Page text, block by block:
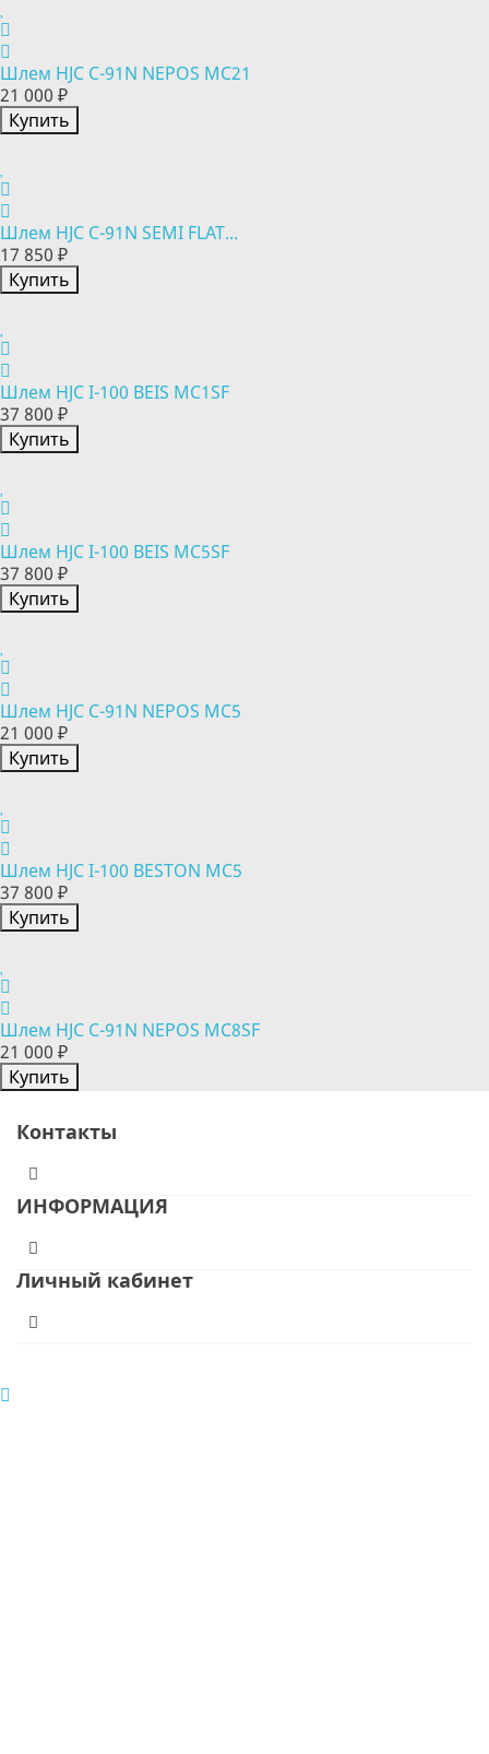
Шлем HJC C-91N NEPOS MC21
21 000 ₽
Купить
Шлем HJC C-91N SEMI FLAT...
17 850 ₽
Купить
Шлем HJC I-100 BEIS MC1SF
37 800 ₽
Купить
Шлем HJC I-100 BEIS MC5SF
37 800 ₽
Купить
Шлем HJC C-91N NEPOS MC5
21 000 ₽
Купить
Шлем HJC I-100 BESTON MC5
37 800 ₽
Купить
Шлем HJC C-91N NEPOS MC8SF
21 000 ₽
Купить
Контакты
ИНФОРМАЦИЯ
Личный кабинет